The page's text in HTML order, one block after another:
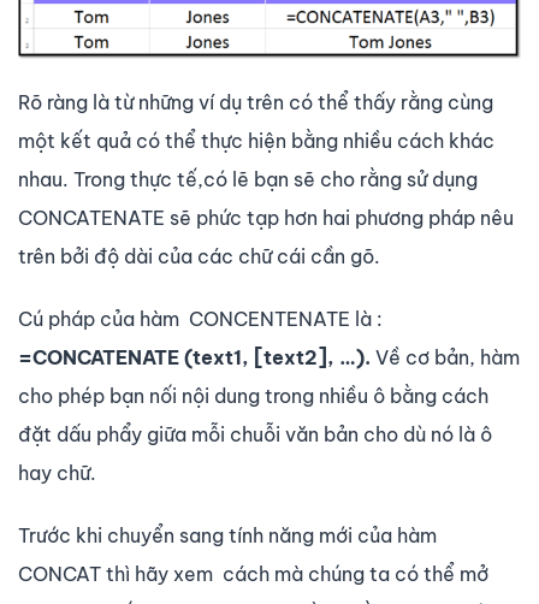
Rõ ràng là từ những ví dụ trên có thể thấy rằng cùng
một kết quả có thể thực hiện bằng nhiều cách khác
nhau. Trong thực tế,có lẽ bạn sẽ cho rằng sử dụng
CONCATENATE sẽ phức tạp hơn hai phương pháp nêu
trên bởi độ dài của các chữ cái cần gõ.
Cú pháp của hàm CONCENTENATE là :
=CONCATENATE (text1, [text2], …). Về cơ bản, hàm
cho phép bạn nối nội dung trong nhiều ô bằng cách
đặt dấu phẩy giữa mỗi chuỗi văn bản cho dù nó là ô
hay chữ.
Trước khi chuyển sang tính năng mới của hàm
CONCAT thì hãy xem cách mà chúng ta có thể mở